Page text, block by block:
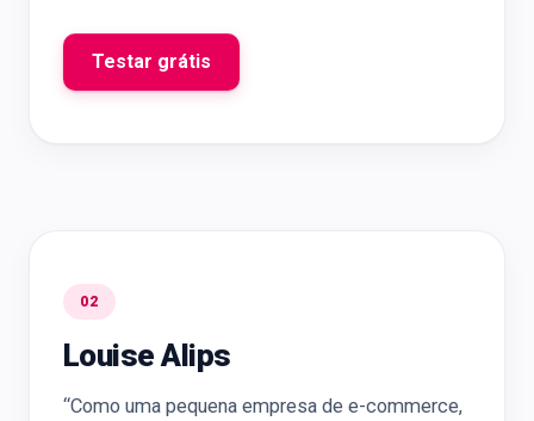
Testar grátis
02
Louise Alips
“Como uma pequena empresa de e-commerce,